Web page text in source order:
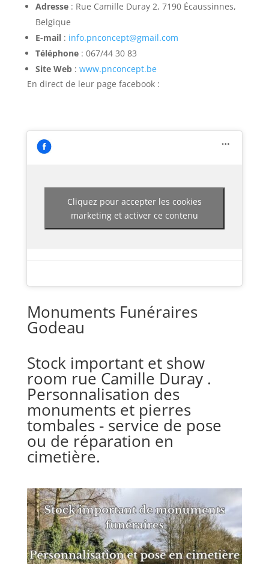
Adresse: Rue Camille Duray 2, 7190 Écaussinnes,
Belgique
E-mail: info.pnconcept@gmail.com
Téléphone: 067/44 30 83
Site Web: www.pnconcept.be
En direct de leur page facebook :
Cliquez pour accepter les cookies
marketing et activer ce contenu
Monuments Funéraires
Godeau
Stock important et show
room rue Camille Duray .
Personnalisation des
monuments et pierres
tombales - service de pose
ou de réparation en
cimetière.